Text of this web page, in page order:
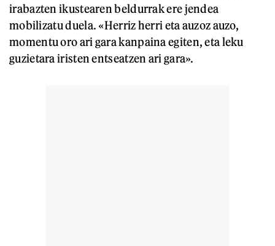
irabazten ikustearen beldurrak ere jendea
mobilizatu duela. «Herriz herri eta auzoz auzo,
momentu oro ari gara kanpaina egiten, eta leku
guzietara iristen entseatzen ari gara».